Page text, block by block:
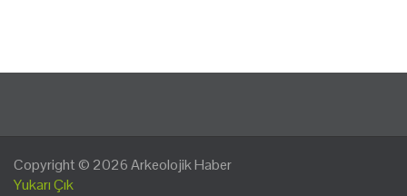
Copyright © 2026Arkeolojik Haber
Yukarı Çık